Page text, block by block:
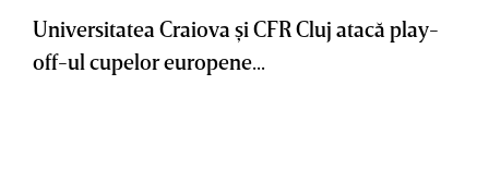
Universitatea Craiova şi CFR Cluj atacă play-
off-ul cupelor europene...